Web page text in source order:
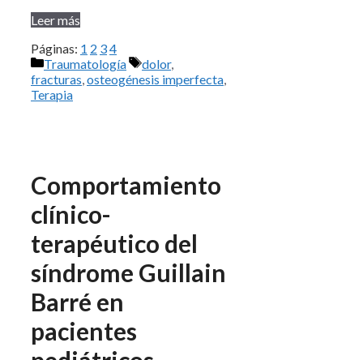
Leer más
Páginas: 1 2 34
Categorías
Traumatología Etiquetas
dolor,
fracturas osteogénesis imperfecta
Terapia
Comportamiento
clínico-
terapéutico del
síndrome Guillain
Barré en
pacientes